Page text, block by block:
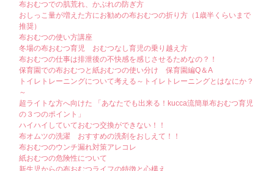
布おむつでの肌荒れ、かぶれの防ぎ方
おしっこ量が増えた方にお勧めの布おむつの折り方（1歳半くらいまで
推奨）
布おむつの使い方講座
冬場の布おむつ育児 おむつなし育児の乗り越え方
布おむつの仕事は排泄後の不快感を感じさせるためなの？！
保育園での布おむつと紙おむつの使い分け 保育園編Q＆A
トイレトレーニングについて考える～トイレトレーニングとはなにか？
～
超ライトな方へ向けた 「あなたでも出来る！kucca流簡単布おむつ育児
の３つのポイント」
ハイハイしていておむつ交換ができない！！
布オムツの洗濯 おすすめの洗剤をおしえて！！
布おむつのウンチ漏れ対策アレコレ
紙おむつの危険性について